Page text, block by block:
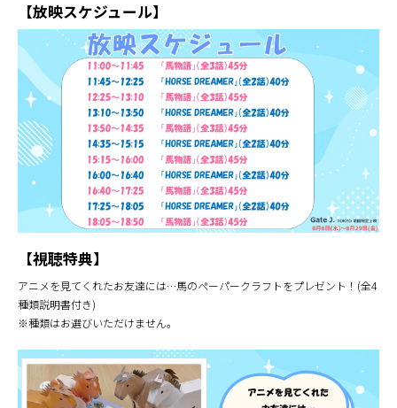
【放映スケジュール】
【視聴特典】
アニメを見てくれたお友達には…馬のペーパークラフトをプレゼント！(全4
種類説明書付き)
※種類はお選びいただけません。